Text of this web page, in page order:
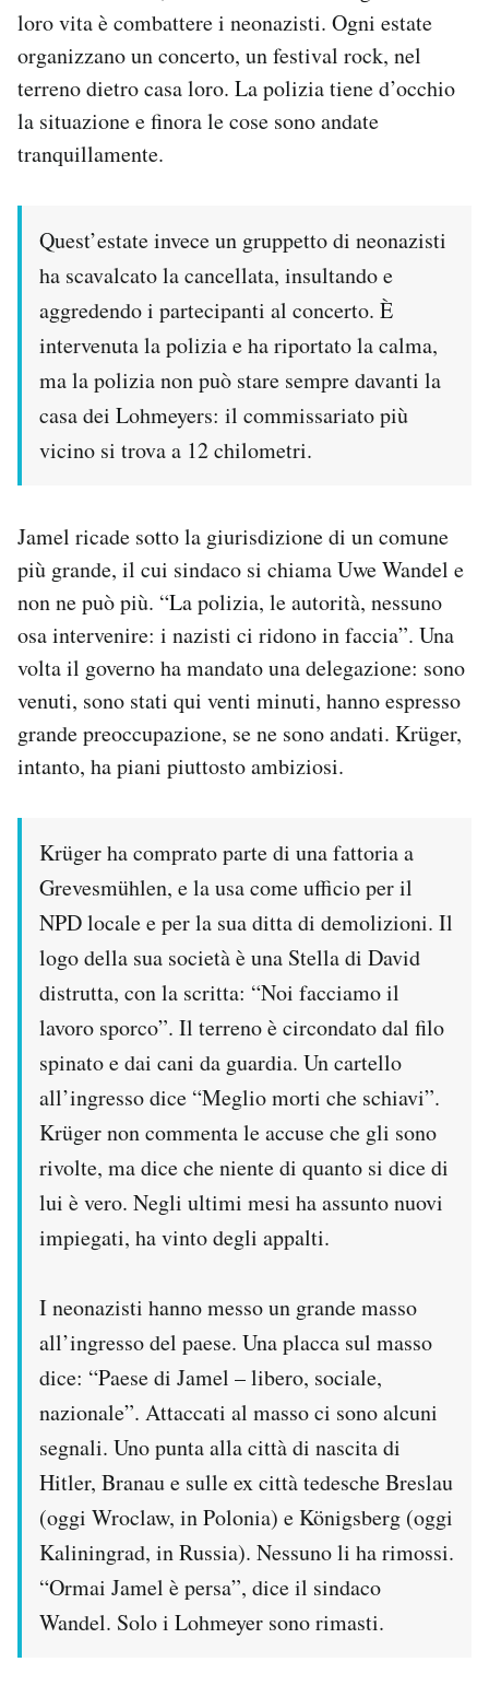
loro vita è combattere i neonazisti. Ogni estate
organizzano un concerto, un festival rock, nel
terreno dietro casa loro. La polizia tiene d’occhio
la situazione e finora le cose sono andate
tranquillamente.
Quest’estate invece un gruppetto di neonazisti
ha scavalcato la cancellata, insultando e
aggredendo i partecipanti al concerto. È
intervenuta la polizia e ha riportato la calma,
ma la polizia non può stare sempre davanti la
casa dei Lohmeyers: il commissariato più
vicino si trova a 12 chilometri.
Jamel ricade sotto la giurisdizione di un comune
più grande, il cui sindaco si chiama Uwe Wandel e
non ne può più. “La polizia, le autorità, nessuno
osa intervenire: i nazisti ci ridono in faccia”. Una
volta il governo ha mandato una delegazione: sono
venuti, sono stati qui venti minuti, hanno espresso
grande preoccupazione, se ne sono andati. Krüger,
intanto, ha piani piuttosto ambiziosi.
Krüger ha comprato parte di una fattoria a
Grevesmühlen, e la usa come ufficio per il
NPD locale e per la sua ditta di demolizioni. Il
logo della sua società è una Stella di David
distrutta, con la scritta: “Noi facciamo il
lavoro sporco”. Il terreno è circondato dal filo
spinato e dai cani da guardia. Un cartello
all’ingresso dice “Meglio morti che schiavi”.
Krüger non commenta le accuse che gli sono
rivolte, ma dice che niente di quanto si dice di
lui è vero. Negli ultimi mesi ha assunto nuovi
impiegati, ha vinto degli appalti.
I neonazisti hanno messo un grande masso
all’ingresso del paese. Una placca sul masso
dice: “Paese di Jamel – libero, sociale,
nazionale”. Attaccati al masso ci sono alcuni
segnali. Uno punta alla città di nascita di
Hitler, Branau e sulle ex città tedesche Breslau
(oggi Wroclaw, in Polonia) e Königsberg (oggi
Kaliningrad, in Russia). Nessuno li ha rimossi.
“Ormai Jamel è persa”, dice il sindaco
Wandel. Solo i Lohmeyer sono rimasti.